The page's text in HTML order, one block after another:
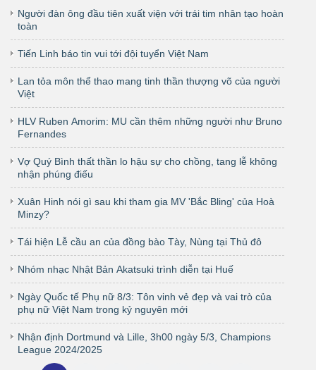
Người đàn ông đầu tiên xuất viện với trái tim nhân tạo hoàn
toàn
Tiến Linh báo tin vui tới đội tuyển Việt Nam
Lan tỏa môn thể thao mang tinh thần thượng võ của người
Việt
HLV Ruben Amorim: MU cần thêm những người như Bruno
Fernandes
Vợ Quý Bình thất thần lo hậu sự cho chồng, tang lễ không
nhận phúng điếu
Xuân Hinh nói gì sau khi tham gia MV 'Bắc Bling' của Hoà
Minzy?
Tái hiện Lễ cầu an của đồng bào Tày, Nùng tại Thủ đô
Nhóm nhạc Nhật Bản Akatsuki trình diễn tại Huế
Ngày Quốc tế Phụ nữ 8/3: Tôn vinh vẻ đẹp và vai trò của
phụ nữ Việt Nam trong kỷ nguyên mới
Nhận định Dortmund và Lille, 3h00 ngày 5/3, Champions
League 2024/2025